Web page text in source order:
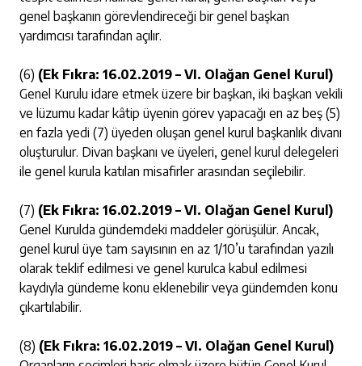
genel başkanın görevlendireceği bir genel başkan
yardımcısı tarafından açılır.
(6) (Ek Fıkra: 16.02.2019 – VI. Olağan Genel Kurul)
Genel Kurulu idare etmek üzere bir başkan, iki başkan vekili
ve lüzumu kadar kâtip üyenin görev yapacağı en az beş (5)
en fazla yedi (7) üyeden oluşan genel kurul başkanlık divanı
oluşturulur. Divan başkanı ve üyeleri, genel kurul delegeleri
ile genel kurula katılan misafirler arasından seçilebilir.
(7) (Ek Fıkra: 16.02.2019 – VI. Olağan Genel Kurul)
Genel Kurulda gündemdeki maddeler görüşülür. Ancak,
genel kurul üye tam sayısının en az 1/10’u tarafından yazılı
olarak teklif edilmesi ve genel kurulca kabul edilmesi
kaydıyla gündeme konu eklenebilir veya gündemden konu
çıkartılabilir.
(8) (Ek Fıkra: 16.02.2019 – VI. Olağan Genel Kurul)